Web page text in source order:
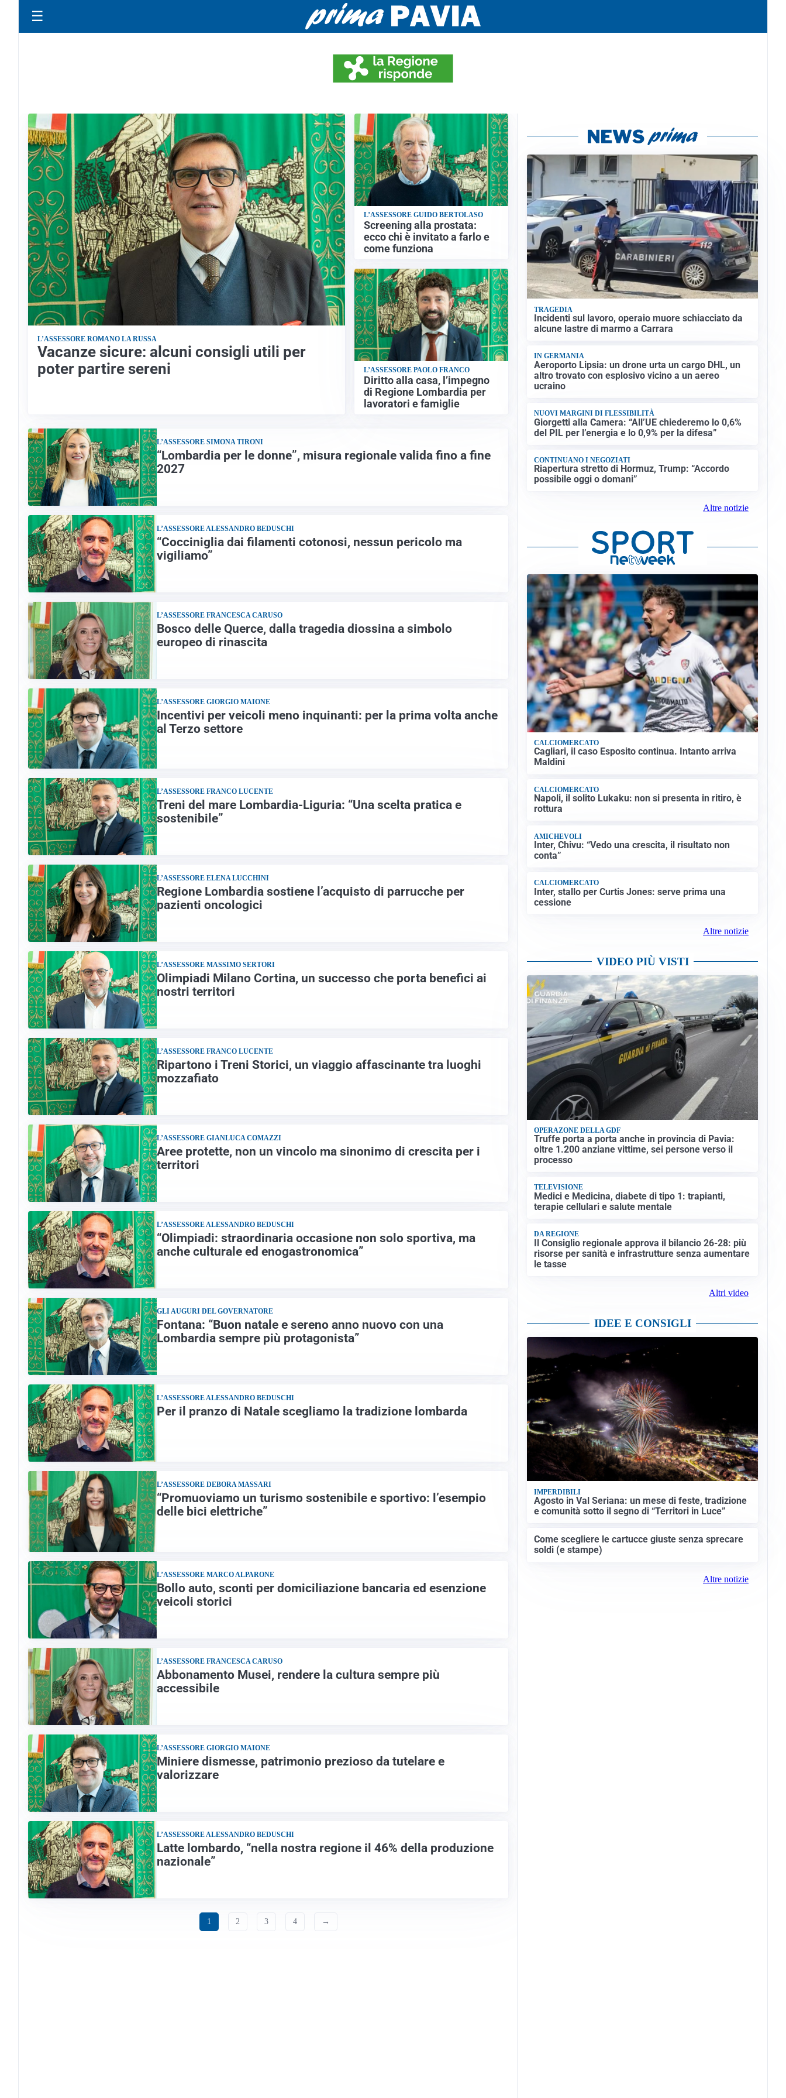
☰
L’ASSESSORE ROMANO LA RUSSA
Vacanze sicure: alcuni consigli utili per
poter partire sereni
L’ASSESSORE GUIDO BERTOLASO
Screening alla prostata:
ecco chi è invitato a farlo e
come funziona
L’ASSESSORE PAOLO FRANCO
Diritto alla casa, l’impegno
di Regione Lombardia per
lavoratori e famiglie
L’ASSESSORE SIMONA TIRONI
“Lombardia per le donne”, misura regionale valida fino a fine
2027
L’ASSESSORE ALESSANDRO BEDUSCHI
“Cocciniglia dai filamenti cotonosi, nessun pericolo ma
vigiliamo”
L’ASSESSORE FRANCESCA CARUSO
Bosco delle Querce, dalla tragedia diossina a simbolo
europeo di rinascita
L’ASSESSORE GIORGIO MAIONE
Incentivi per veicoli meno inquinanti: per la prima volta anche
al Terzo settore
L’ASSESSORE FRANCO LUCENTE
Treni del mare Lombardia-Liguria: “Una scelta pratica e
sostenibile”
L’ASSESSORE ELENA LUCCHINI
Regione Lombardia sostiene l’acquisto di parrucche per
pazienti oncologici
L’ASSESSORE MASSIMO SERTORI
Olimpiadi Milano Cortina, un successo che porta benefici ai
nostri territori
L’ASSESSORE FRANCO LUCENTE
Ripartono i Treni Storici, un viaggio affascinante tra luoghi
mozzafiato
L’ASSESSORE GIANLUCA COMAZZI
Aree protette, non un vincolo ma sinonimo di crescita per i
territori
L’ASSESSORE ALESSANDRO BEDUSCHI
“Olimpiadi: straordinaria occasione non solo sportiva, ma
anche culturale ed enogastronomica”
GLI AUGURI DEL GOVERNATORE
Fontana: “Buon natale e sereno anno nuovo con una
Lombardia sempre più protagonista”
L’ASSESSORE ALESSANDRO BEDUSCHI
Per il pranzo di Natale scegliamo la tradizione lombarda
L’ASSESSORE DEBORA MASSARI
“Promuoviamo un turismo sostenibile e sportivo: l’esempio
delle bici elettriche”
L’ASSESSORE MARCO ALPARONE
Bollo auto, sconti per domiciliazione bancaria ed esenzione
veicoli storici
L’ASSESSORE FRANCESCA CARUSO
Abbonamento Musei, rendere la cultura sempre più
accessibile
L’ASSESSORE GIORGIO MAIONE
Miniere dismesse, patrimonio prezioso da tutelare e
valorizzare
L’ASSESSORE ALESSANDRO BEDUSCHI
Latte lombardo, “nella nostra regione il 46% della produzione
nazionale”
1 2 3 4 →
TRAGEDIA
Incidenti sul lavoro, operaio muore schiacciato da
alcune lastre di marmo a Carrara
IN GERMANIA
Aeroporto Lipsia: un drone urta un cargo DHL, un
altro trovato con esplosivo vicino a un aereo
ucraino
NUOVI MARGINI DI FLESSIBILITÀ
Giorgetti alla Camera: “All’UE chiederemo lo 0,6%
del PIL per l’energia e lo 0,9% per la difesa”
CONTINUANO I NEGOZIATI
Riapertura stretto di Hormuz, Trump: “Accordo
possibile oggi o domani”
Altre notizie
CALCIOMERCATO
Cagliari, il caso Esposito continua. Intanto arriva
Maldini
CALCIOMERCATO
Napoli, il solito Lukaku: non si presenta in ritiro, è
rottura
AMICHEVOLI
Inter, Chivu: “Vedo una crescita, il risultato non
conta”
CALCIOMERCATO
Inter, stallo per Curtis Jones: serve prima una
cessione
Altre notizie
VIDEO PIÙ VISTI
OPERAZONE DELLA GDF
Truffe porta a porta anche in provincia di Pavia:
oltre 1.200 anziane vittime, sei persone verso il
processo
TELEVISIONE
Medici e Medicina, diabete di tipo 1: trapianti,
terapie cellulari e salute mentale
DA REGIONE
Il Consiglio regionale approva il bilancio 26-28: più
risorse per sanità e infrastrutture senza aumentare
le tasse
Altri video
IDEE E CONSIGLI
IMPERDIBILI
Agosto in Val Seriana: un mese di feste, tradizione
e comunità sotto il segno di “Territori in Luce”
Come scegliere le cartucce giuste senza sprecare
soldi (e stampe)
Altre notizie